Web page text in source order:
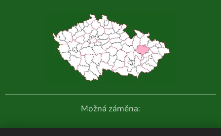
Možná záměna: